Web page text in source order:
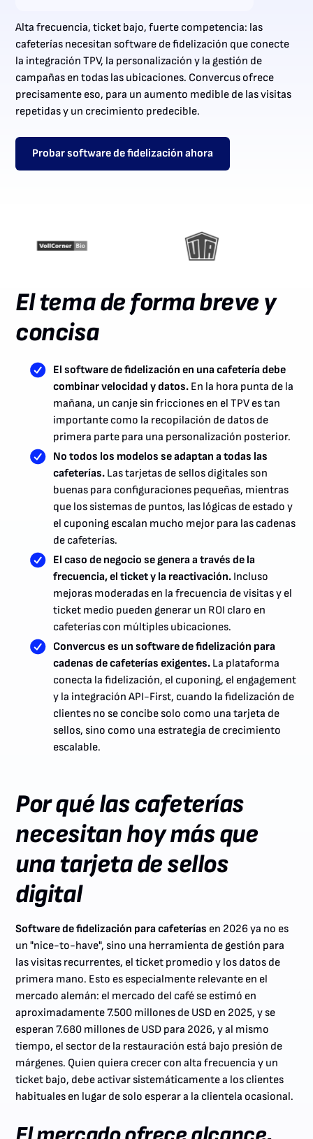
Alta frecuencia, ticket bajo, fuerte competencia: las
cafeterías necesitan software de fidelización que conecte
la integración TPV, la personalización y la gestión de
campañas en todas las ubicaciones. Convercus ofrece
precisamente eso, para un aumento medible de las visitas
repetidas y un crecimiento predecible.
Probar software de fidelización ahora
El tema de forma breve y
concisa
El software de fidelización en una cafetería debe
combinar velocidad y datos.En la hora punta de la
mañana, un canje sin fricciones en el TPV es tan
importante como la recopilación de datos de
primera parte para una personalización posterior.
No todos los modelos se adaptan a todas las
cafeterías.Las tarjetas de sellos digitales son
buenas para configuraciones pequeñas, mientras
que los sistemas de puntos, las lógicas de estado y
el cuponing escalan mucho mejor para las cadenas
de cafeterías.
El caso de negocio se genera a través de la
frecuencia, el ticket y la reactivación.Incluso
mejoras moderadas en la frecuencia de visitas y el
ticket medio pueden generar un ROI claro en
cafeterías con múltiples ubicaciones.
Convercus es un software de fidelización para
cadenas de cafeterías exigentes.La plataforma
conecta la fidelización, el cuponing, el engagement
y la integración API-First, cuando la fidelización de
clientes no se concibe solo como una tarjeta de
sellos, sino como una estrategia de crecimiento
escalable.
Por qué las cafeterías
necesitan hoy más que
una tarjeta de sellos
digital
Software de fidelización para cafeterías en 2026 ya no es
un "nice-to-have", sino una herramienta de gestión para
las visitas recurrentes, el ticket promedio y los datos de
primera mano. Esto es especialmente relevante en el
mercado alemán: el mercado del café se estimó en
aproximadamente 7.500 millones de USD en 2025, y se
esperan 7.680 millones de USD para 2026, y al mismo
tiempo, el sector de la restauración está bajo presión de
márgenes. Quien quiera crecer con alta frecuencia y un
ticket bajo, debe activar sistemáticamente a los clientes
habituales en lugar de solo esperar a la clientela ocasional.